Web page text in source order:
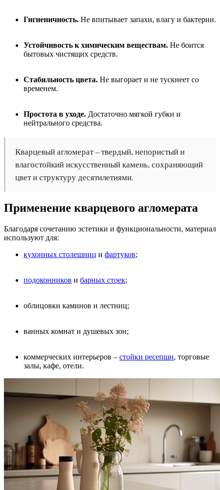
Гигиеничность. Не впитывает запахи, влагу и бактерии.
Устойчивость к химическим веществам. Не боится
бытовых чистящих средств.
Стабильность цвета. Не выгорает и не тускнеет со
временем.
Простота в уходе. Достаточно мягкой губки и
нейтрального средства.
Кварцевый агломерат – твердый, непористый и
влагостойкий искусственный камень, сохраняющий
цвет и структуру десятилетиями.
Применение кварцевого агломерата
Благодаря сочетанию эстетики и функциональности, материал
используют для:
кухонных столешниц и фартуков;
подоконников и барных стоек;
облицовки каминов и лестниц;
ванных комнат и душевых зон;
коммерческих интерьеров – стойки ресепшн, торговые
залы, кафе, отели.